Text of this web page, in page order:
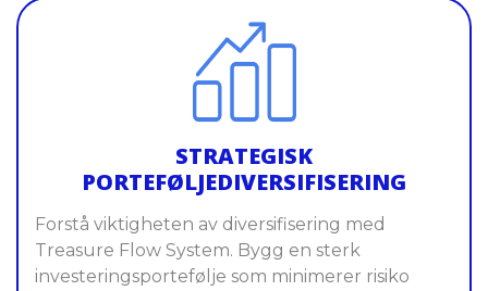
STRATEGISK
PORTEFØLJEDIVERSIFISERING
Forstå viktigheten av diversifisering med
Treasure Flow System. Bygg en sterk
investeringsportefølje som minimerer risiko